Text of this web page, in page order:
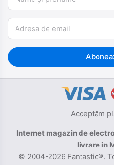
Email
Acceptăm
Internet magazin de
livrare in
© 2004-2026 Fantastic®.